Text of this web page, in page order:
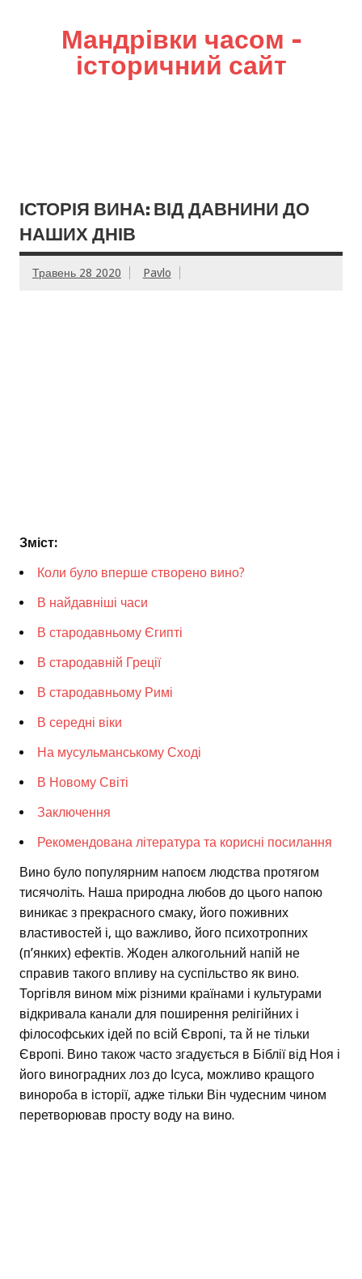
Мандрівки часом –
історичний сайт
ІСТОРІЯ ВИНА: ВІД ДАВНИНИ ДО
НАШИХ ДНІВ
Травень 28 2020 Pavlo
Зміст:
Коли було вперше створено вино?
В найдавніші часи
В стародавньому Єгипті
В стародавній Греції
В стародавньому Римі
В середні віки
На мусульманському Сході
В Новому Світі
Заключення
Рекомендована література та корисні посилання
Вино було популярним напоєм людства протягом
тисячоліть. Наша природна любов до цього напою
виникає з прекрасного смаку, його поживних
властивостей і, що важливо, його психотропних
(п’янких) ефектів. Жоден алкогольний напій не
справив такого впливу на суспільство як вино.
Торгівля вином між різними країнами і культурами
відкривала канали для поширення релігійних і
філософських ідей по всій Європі, та й не тільки
Європі. Вино також часто згадується в Біблії від Ноя і
його виноградних лоз до Ісуса, можливо кращого
винороба в історії, адже тільки Він чудесним чином
перетворював просту воду на вино.